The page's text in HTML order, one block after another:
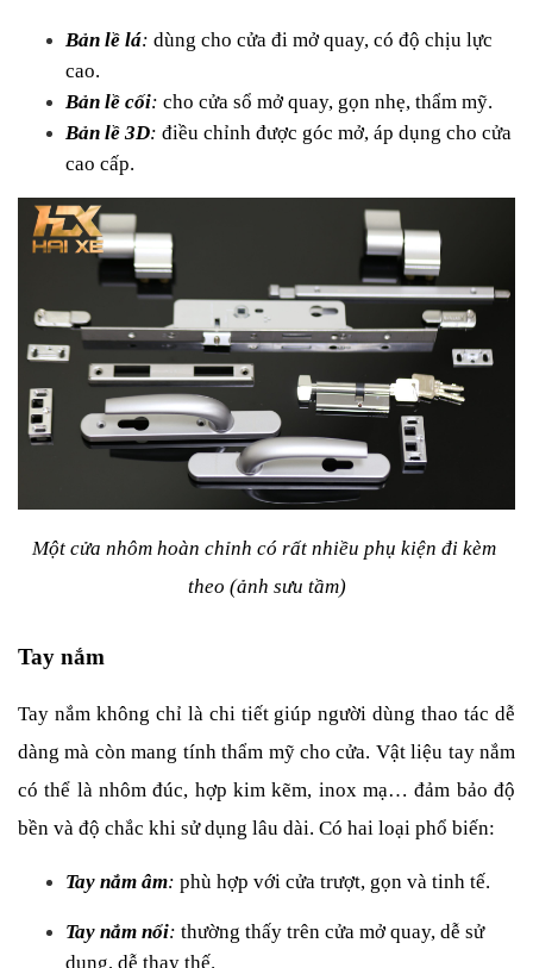
Bản lề lá: dùng cho cửa đi mở quay, có độ chịu lực
cao.
Bản lề cối: cho cửa sổ mở quay, gọn nhẹ, thẩm mỹ.
Bản lề 3D: điều chỉnh được góc mở, áp dụng cho cửa
cao cấp.
Một cửa nhôm hoàn chỉnh có rất nhiều phụ kiện đi kèm
theo (ảnh sưu tầm)
Tay nắm
Tay nắm không chỉ là chi tiết giúp người dùng thao tác dễ
dàng mà còn mang tính thẩm mỹ cho cửa. Vật liệu tay nắm
có thể là nhôm đúc, hợp kim kẽm, inox mạ… đảm bảo độ
bền và độ chắc khi sử dụng lâu dài. Có hai loại phổ biến:
Tay nắm âm: phù hợp với cửa trượt, gọn và tinh tế.
Tay nắm nổi: thường thấy trên cửa mở quay, dễ sử
dụng, dễ thay thế.